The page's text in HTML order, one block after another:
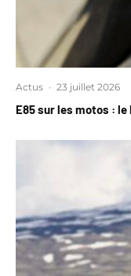
Actus · 23 juillet 2026
E85 sur les motos :